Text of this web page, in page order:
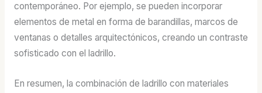
contemporáneo. Por ejemplo, se pueden incorporar
elementos de metal en forma de barandillas, marcos de
ventanas o detalles arquitectónicos, creando un contraste
sofisticado con el ladrillo.
En resumen, la combinación de ladrillo con materiales